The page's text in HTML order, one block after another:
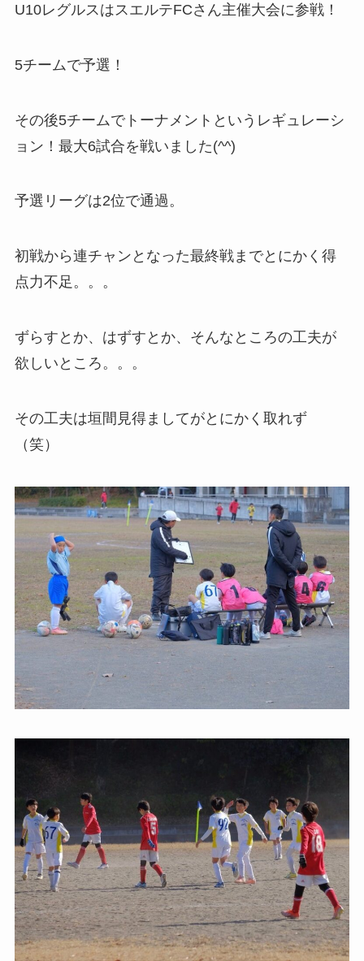
U10レグルスはスエルテFCさん主催大会に参戦！
5チームで予選！
その後5チームでトーナメントというレギュレーシ
ョン！最大6試合を戦いました(^^)
予選リーグは2位で通過。
初戦から連チャンとなった最終戦までとにかく得
点力不足。。。
ずらすとか、はずすとか、そんなところの工夫が
欲しいところ。。。
その工夫は垣間見得ましてがとにかく取れず
（笑）